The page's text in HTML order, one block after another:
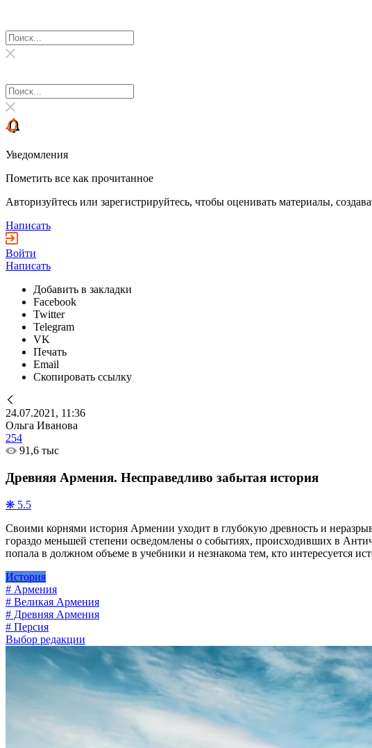
Уведомления
Пометить все как прочитанное
Авторизуйтесь или зарегистрируйтесь, чтобы оценивать материалы,
Написать
Войти
Написать
Добавить в закладки
Facebook
Twitter
Telegram
VK
Печать
Email
Скопировать ссылку
24.07.2021, 11:36
Ольга Иванова
254
91,6 тыс
Древняя Армения. Несправедливо забытая история
❋ 5.5
Своими корнями история Армении уходит в глубокую древность и
гораздо меньшей степени осведомлены о событиях, происходивших в
попала в должном объеме в учебники и незнакома тем, кто интересуется
История
# Армения
# Великая Армения
# Древняя Армения
# Персия
Выбор редакции